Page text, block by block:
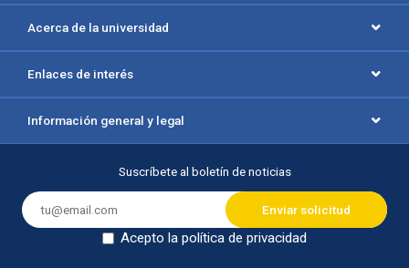
Acerca de la universidad
Enlaces de interés
Información general y legal
Suscríbete al boletín de noticias
Acepto la política de privacidad